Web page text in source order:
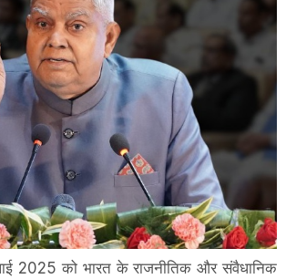
2025 को भारत के राजनीतिक और संवैधानिक